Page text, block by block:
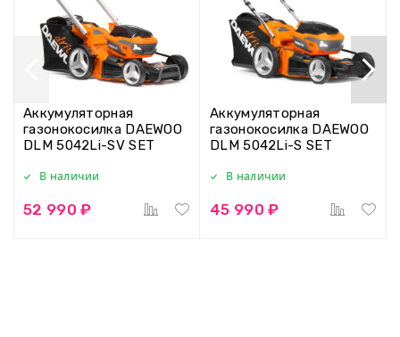
Аккумуляторная
газонокосилка DAEWOO
DLM 5042Li-SV SET
В наличии
52 990 ₽
Аккумуляторная
газонокосилка DAEWOO
DLM 5042Li-S SET
В наличии
45 990 ₽